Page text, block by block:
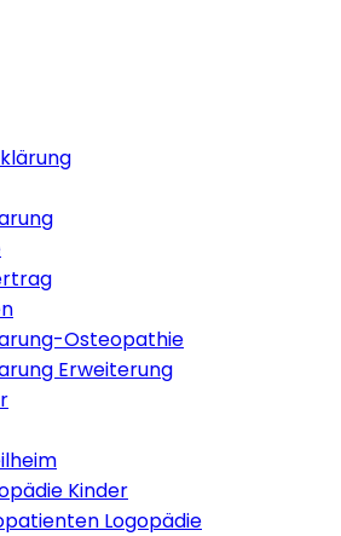
Osteopathie
Erweiterung
Kinder
Logopädie